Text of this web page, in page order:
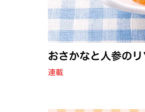
おさかなと人参の
連載